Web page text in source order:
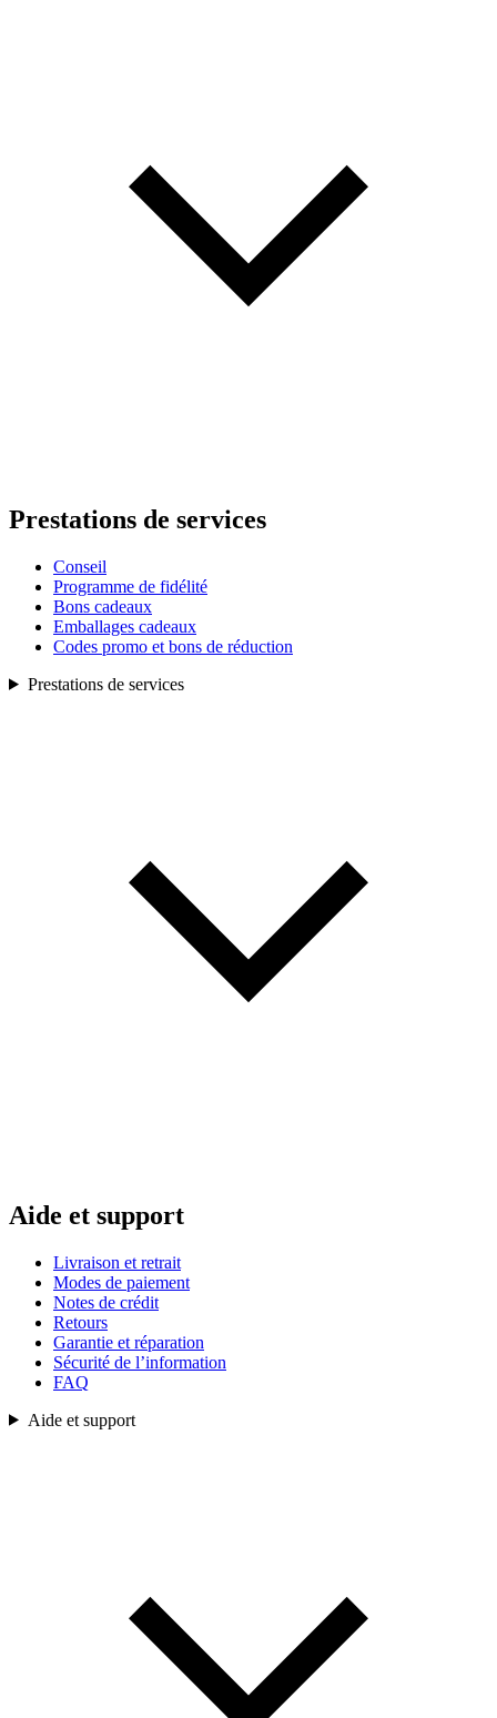
Prestations de services
Conseil
Programme de fidélité
Bons cadeaux
Emballages cadeaux
Codes promo et bons de réduction
Prestations de services
Aide et support
Livraison et retrait
Modes de paiement
Notes de crédit
Retours
Garantie et réparation
Sécurité de l’information
FAQ
Aide et support